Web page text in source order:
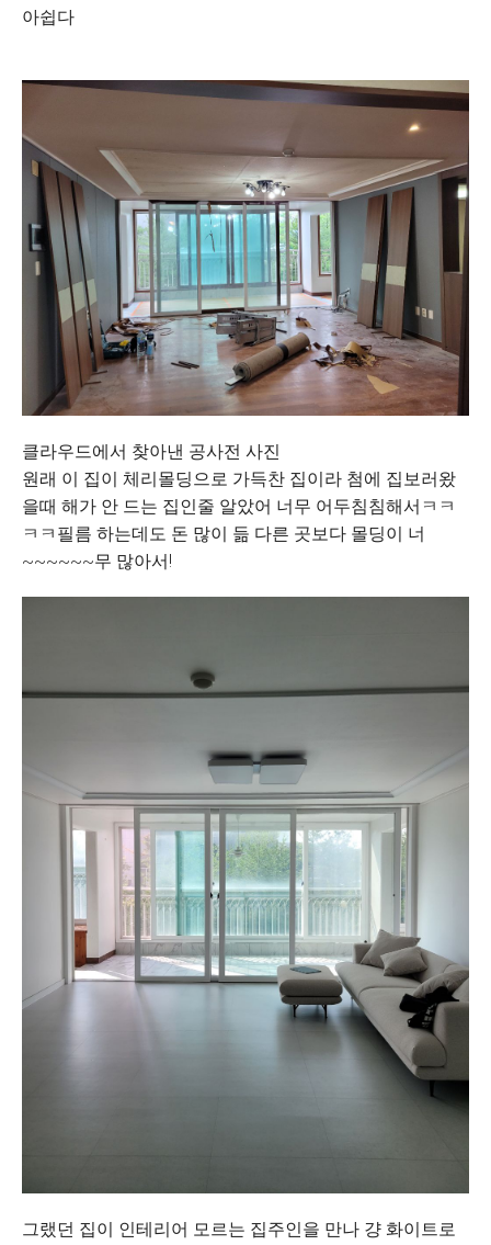
아쉽다
클라우드에서 찾아낸 공사전 사진
원래 이 집이 체리몰딩으로 가득찬 집이라 첨에 집보러왔
을때 해가 안 드는 집인줄 알았어 너무 어두침침해서ㅋㅋ
ㅋㅋ필름 하는데도 돈 많이 듦 다른 곳보다 몰딩이 너
~~~~~~무 많아서!
그랬던 집이 인테리어 모르는 집주인을 만나 걍 화이트로